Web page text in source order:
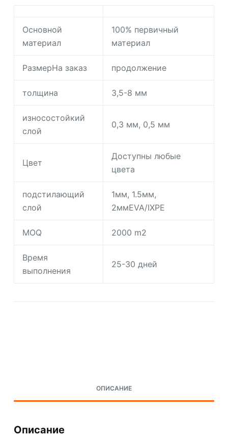
Основной
материал
100% первичный
материал
РазмерНа заказ продолжение
толщина 3,5-8 мм
износостойкий
слой
0,3 мм, 0,5 мм
Цвет
Доступны любые
цвета
подстилающий
слой
1мм, 1.5мм,
2ммEVA/IXPE
MOQ 2000 m2
Время
выполнения
25-30 дней
ОПИСАНИЕ
Описание